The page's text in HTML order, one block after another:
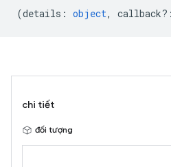
(details : object, callback? :
chi tiết
đối tượng